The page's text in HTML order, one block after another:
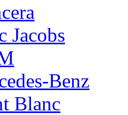
Jacobs
Benz
Blanc